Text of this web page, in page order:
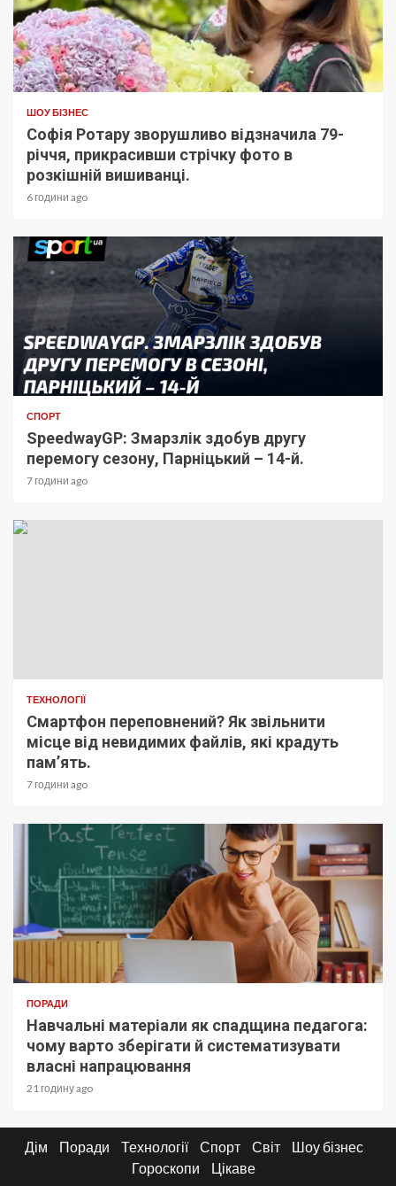
ШОУ БІЗНЕС
Софія Ротару зворушливо відзначила 79-
річчя, прикрасивши стрічку фото в
розкішній вишиванці.
6 години ago
СПОРТ
SpeedwayGP: Змарзлік здобув другу
перемогу сезону, Парніцький – 14-й.
7 години ago
ТЕХНОЛОГІЇ
Смартфон переповнений? Як звільнити
місце від невидимих файлів, які крадуть
пам’ять.
7 години ago
ПОРАДИ
Навчальні матеріали як спадщина педагога:
чому варто зберігати й систематизувати
власні напрацювання
21 годину ago
Дім Поради Технології Спорт Світ
Шоу бізнес
Гороскопи
Цікаве